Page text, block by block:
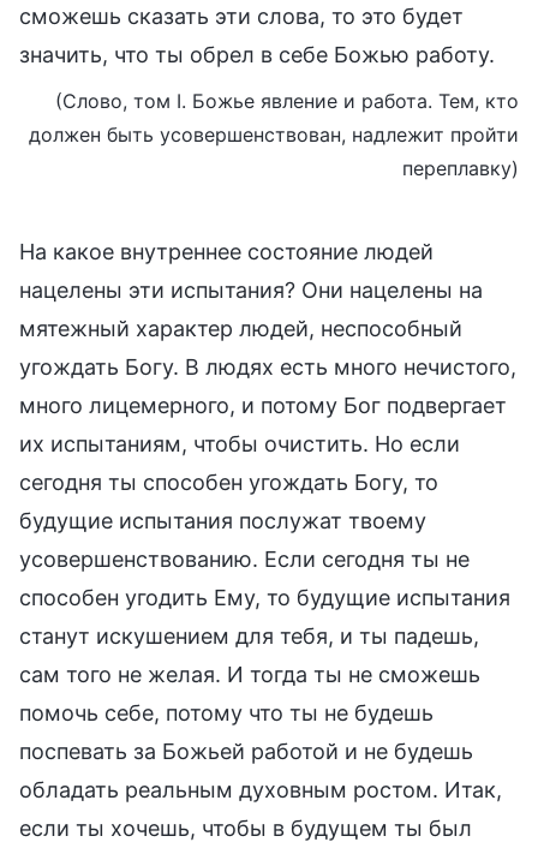
сможешь сказать эти слова, то это будет
значить, что ты обрел в себе Божью работу.
(Слово, том I. Божье явление и работа. Тем, кто
должен быть усовершенствован, надлежит пройти
переплавку)
На какое внутреннее состояние людей
нацелены эти испытания? Они нацелены на
мятежный характер людей, неспособный
угождать Богу. В людях есть много нечистого,
много лицемерного, и потому Бог подвергает
их испытаниям, чтобы очистить. Но если
сегодня ты способен угождать Богу, то
будущие испытания послужат твоему
усовершенствованию. Если сегодня ты не
способен угодить Ему, то будущие испытания
станут искушением для тебя, и ты падешь,
сам того не желая. И тогда ты не сможешь
помочь себе, потому что ты не будешь
поспевать за Божьей работой и не будешь
обладать реальным духовным ростом. Итак,
если ты хочешь, чтобы в будущем ты был